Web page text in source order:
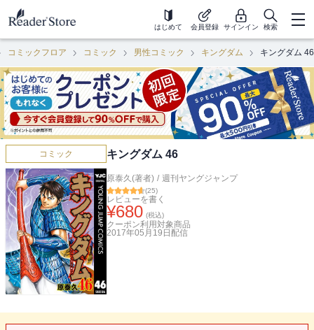
はじめて 会員登録 サインイン 検索
コミックフロア コミック 男性コミック キングダム キングダム 46
コミック キングダム 46
原泰久(著者) / 週刊ヤングジャンプ
(25)
レビューを書く
¥680 (税込)
クーポン利用対象商品
2017年05月19日 配信